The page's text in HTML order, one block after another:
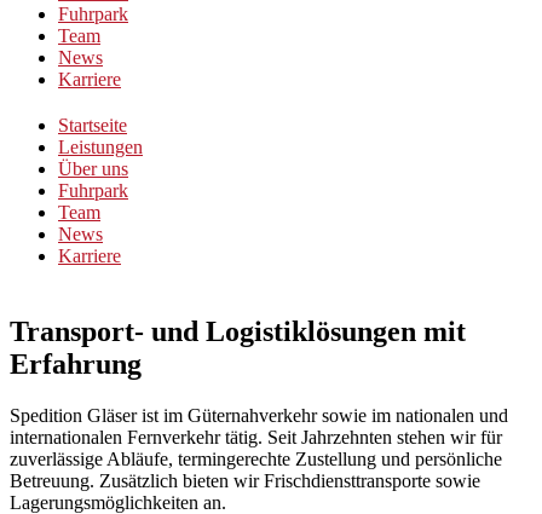
Fuhrpark
Team
News
Karriere
Startseite
Leistungen
Über uns
Fuhrpark
Team
News
Karriere
Transport- und Logistiklösungen mit
Erfahrung
Spedition Gläser ist im Güternahverkehr sowie im nationalen und
internationalen Fernverkehr tätig. Seit Jahrzehnten stehen wir für
zuverlässige Abläufe, termingerechte Zustellung und persönliche
Betreuung. Zusätzlich bieten wir Frischdiensttransporte sowie
Lagerungsmöglichkeiten an.